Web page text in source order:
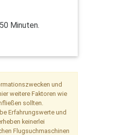
Minuten.
und
weitere Faktoren wie
sollten.
Erfahrungswerte und
keinerlei
Flugsuchmaschinen